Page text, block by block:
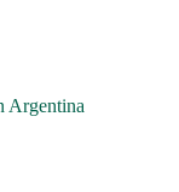
Argentina